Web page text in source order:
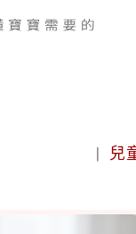
| 兒